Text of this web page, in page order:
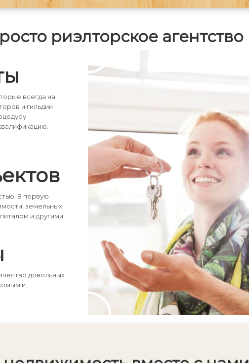
шоссе. В стоимость аренды
газоном, чистка снега ,
обслуживание коммуникаций будет
заполняется договор аренды.
риэлторское агентство
всегда на
и гильдии
В первую
земельных
и другими
довольных
и